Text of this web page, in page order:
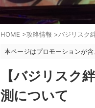
HOME >攻略情報 >バジリスク
本ページはプロモーションが
【バジリスク
測について